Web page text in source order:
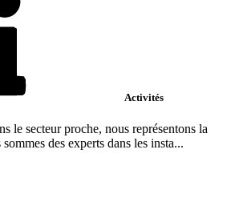
Activités
le secteur proche, nous représentons la
des experts dans les insta...